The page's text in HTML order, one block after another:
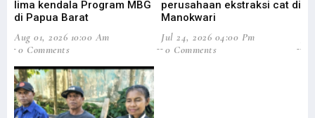
lima kendala Program MBG
di Papua Barat
Aug 01, 2026 10:00 Am
0 Comments
perusahaan ekstraksi cat di
Manokwari
Jul 24, 2026 04:00 Pm
0 Comments